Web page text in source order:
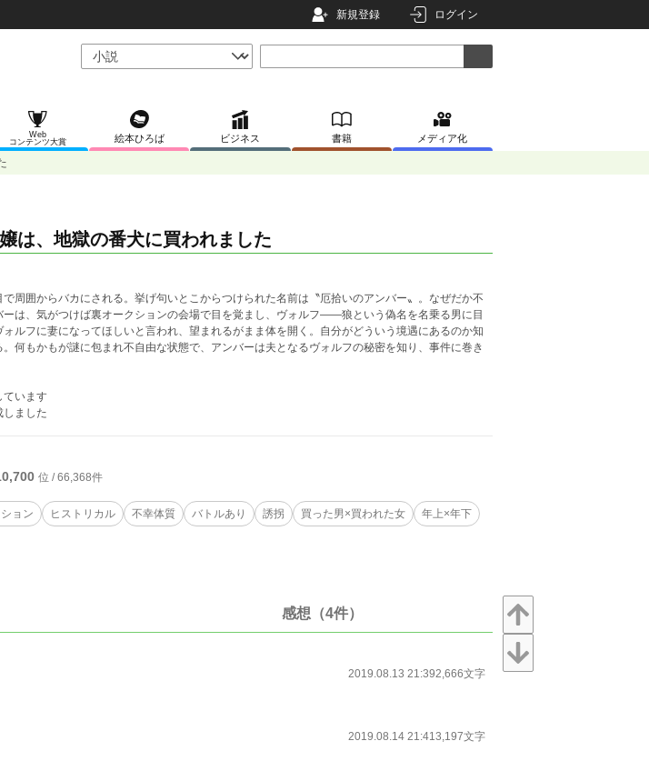
新規登録 ログイン
Web
コンテンツ大賞
絵本ひろば ビジネス 書籍 メディア化
は、地獄の番犬に買われました
周囲からバカにされる。挙げ句いとこからつけられた名前は〝厄拾いのアンバー〟。なぜだか不
は、気がつけば裏オークションの会場で目を覚まし、ヴォルフ――狼という偽名を名乗る男に目
ルフに妻になってほしいと言われ、望まれるがまま体を開く。自分がどういう境遇にあるのか知
何もかもが謎に包まれ不自由な状態で、アンバーは夫となるヴォルフの秘密を知り、事件に巻き
ています
ました
位 / 66,368件
ョン ヒストリカル 不幸体質 バトルあり 誘拐 買った男×買われた女
年上×年下
感想（4件）
2019.08.13 21:392,666文字
2019.08.14 21:413,197文字